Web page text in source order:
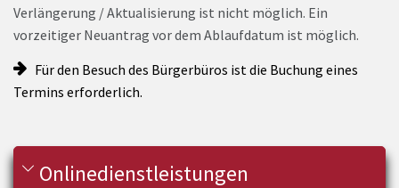
Verlängerung / Aktualisierung ist nicht möglich. Ein
vorzeitiger Neuantrag vor dem Ablaufdatum ist möglich.
Für den Besuch des Bürgerbüros ist die Buchung eines
Termins erforderlich.
Onlinedienstleistungen